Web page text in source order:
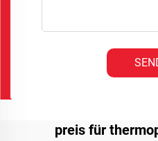
preis für